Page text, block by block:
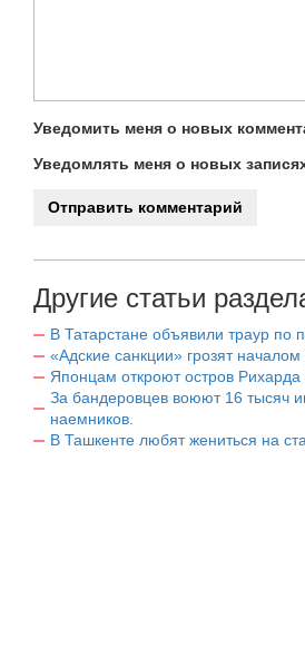
Уведомить меня о новых
Уведомлять меня о новых
Другие статьи
В Татарстане объявили траур по
«Адские санкции» грозят
Японцам откроют остров Рихарда
За бандеровцев воюют 16 тысяч
наемников.
В Ташкенте любят жениться на